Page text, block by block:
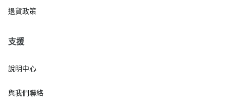
退貨政策
支援
說明中心
與我們聯絡